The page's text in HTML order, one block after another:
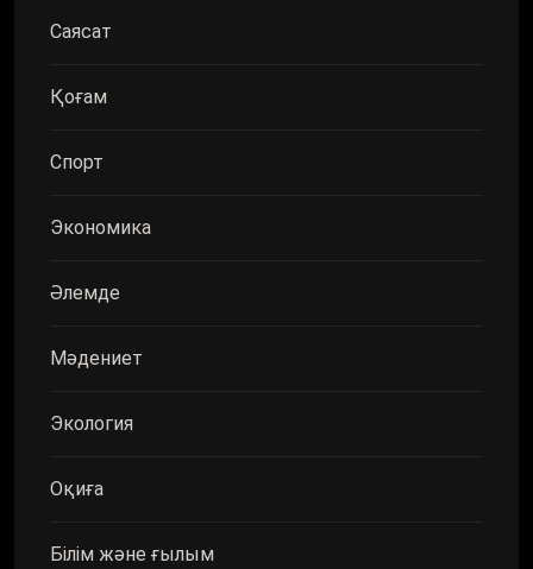
Саясат
Қоғам
Спорт
Экономика
Әлемде
Мәдениет
Экология
Оқиға
Білім және ғылым